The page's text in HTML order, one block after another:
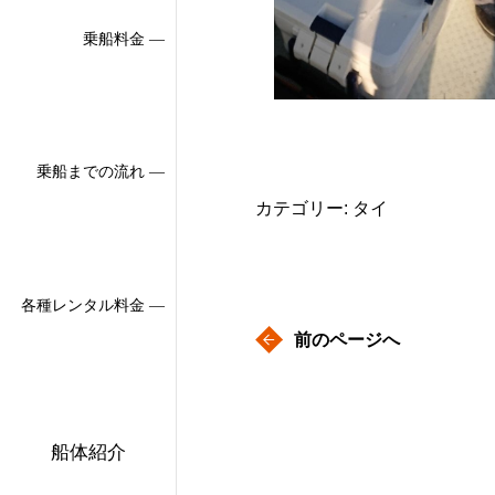
乗船料金 ―
乗船までの流れ ―
各種レンタル料金 ―
船体紹介
カテゴリー: タイ
前のページへ